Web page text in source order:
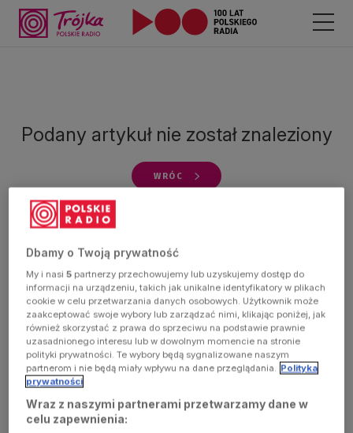
Podany artykuł nie został znaleziony
WRÓC
Odtwarzacz
Dbamy o Twoją prywatność
My i nasi5 partnerzy przechowujemy lub uzyskujemy dostęp do
informacji na urządzeniu, takich jak unikalne identyfikatory w plikach
cookie w celu przetwarzania danych osobowych. Użytkownik może
zaakceptować swoje wybory lub zarządzać nimi, klikając poniżej, jak
również skorzystać z prawa do sprzeciwu na podstawie prawnie
uzasadnionego interesu lub w dowolnym momencie na stronie
polityki prywatności. Te wybory będą sygnalizowane naszym
partnerom i nie będą miały wpływu na dane przeglądania. Polityka
prywatności
Wraz z naszymi partnerami przetwarzamy dane w
celu zapewnienia: